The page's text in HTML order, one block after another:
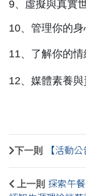
9、虛擬與真實
10、管理你的
11、了解你的
12、媒體素養
下一則 【活動
上一則 探索午